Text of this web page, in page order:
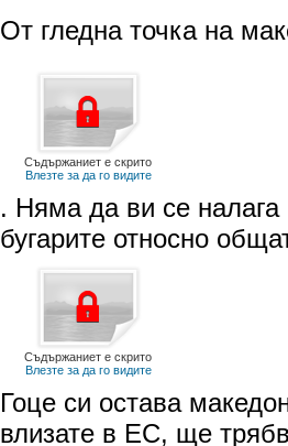
От гледна точка на
Съдържаниет е скрито
Влезте за да го видите
. Няма да ви се налага
бугарите относно
Съдържаниет е скрито
Влезте за да го видите
Гоце си остава
влизате в ЕС, ще